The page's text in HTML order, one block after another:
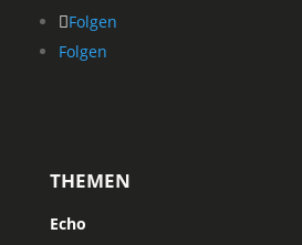
Folgen
Folgen
THEMEN
Echo